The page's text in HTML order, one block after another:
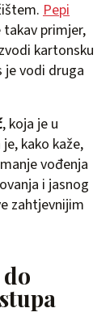
Pepi
primjer,
kartonsku
je vodi druga
, koja je u
kako kaže,
vođenja
i jasnog
zahtjevnijim